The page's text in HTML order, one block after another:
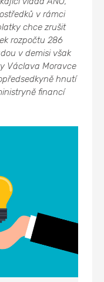
v rámci
chce zrušit
rozpočtu 286
v demisi však
Václava Moravce
hnutí
financí